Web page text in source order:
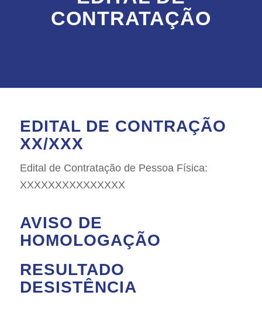
CONTRATAÇÃO
EDITAL DE CONTRAÇÃO
XX/XXX
Edital de Contratação de Pessoa Física:
XXXXXXXXXXXXXXX
AVISO DE
HOMOLOGAÇÃO
RESULTADO
DESISTÊNCIA